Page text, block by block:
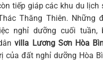
tiếp giáp các khu du lịch
Thăng Thiên. Những
nghỉ dưỡng cuối tuần,
villa Lương Sơn Hòa
của đất nghỉ dưỡng Hòa